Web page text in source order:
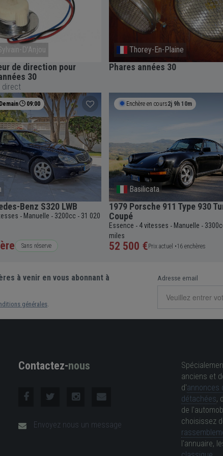
D'Anjou
de direction pour
30
Thorey-En-Plaine
Phares années 30
direct
Demain 09:00
Benz S320 LWB
- Manuelle - 3200cc - 31 020
Sans réserve
Enchère en cours2j 9h 10m
Basilicata
1979 Porsche 911 Type 930
Coupé
Essence - 4 vitesses - Manuelle -
miles
52 500 € Prix actuel •16 enchères
à venir en vous abonnant à
générales
Adresse email
Contactez-nous
Envoyez nous un message
anciens et
d'annonces
détachées,
de
choisissez
l'annuaire,